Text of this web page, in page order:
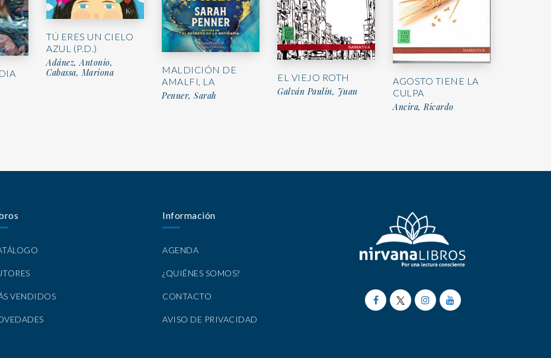
TÚ ERES UN CIELO
AZUL (P.D.)
Adánez, Antonio,
Cabassa, Mariona
MALDICIÓN DE
AMALFI, LA
Penner, Sarah
EL VIEJO ROTH
Galván Paulin, Juan
AGOSTO TIENE LA
CULPA
Ancira, Ricardo
VENDIDOS
Información
AGENDA
¿QUIÉNES SOMOS?
CONTACTO
AVISO DE PRIVACIDAD